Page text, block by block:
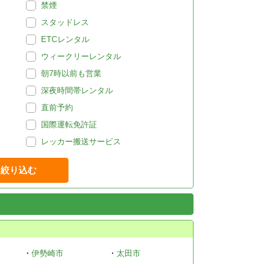
禁煙
スタッドレス
ETCレンタル
ウィークリーレンタル
朝7時以前も営業
深夜時間帯レンタル
直前予約
国際運転免許証
レッカー搬送サービス
絞り込む
・ 伊勢崎市 ・ 太田市